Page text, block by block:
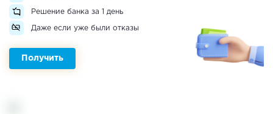
Решение банка за 1 день
Даже если уже были отказы
Получить